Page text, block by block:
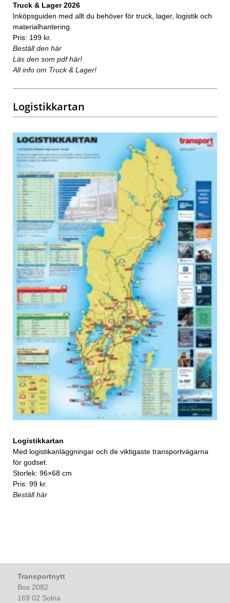
Truck & Lager 2026
Inköpsguiden med allt du behöver för truck, lager, logistik och
materialhantering.
Pris: 199 kr.
Beställ den här
Läs den som pdf här!
All info om Truck & Lager!
Logistikkartan
Logistikkartan
Med logistikanläggningar och de viktigaste transportvägarna
för godset.
Storlek: 96×68 cm
Pris: 99 kr.
Beställ här
Transportnytt
Box 2082
169 02 Solna